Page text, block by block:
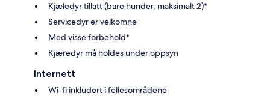
Kjæledyr tillatt (bare hunder, maksimalt 2)*
Servicedyr er velkomne
Med visse forbehold*
Kjæredyr må holdes under oppsyn
Internett
Wi-fi inkludert i fellesområdene